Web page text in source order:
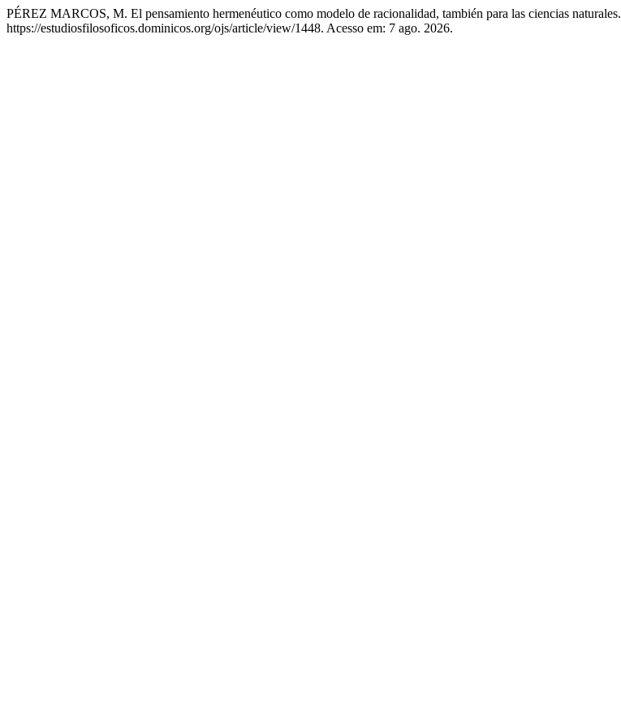
PÉREZ MARCOS, M. El pensamiento hermenéutico como modelo de racionalidad, también para las ciencias naturales.
https://estudiosfilosoficos.dominicos.org/ojs/article/view/1448. Acesso em: 7 ago. 2026.